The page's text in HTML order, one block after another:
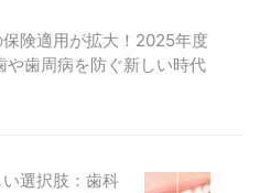
険適用が拡大！2025年度
歯周病を防ぐ新しい時代
選択肢：歯科